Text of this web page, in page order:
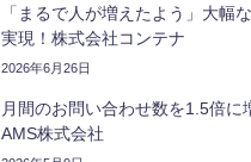
「まるで人が増えたよう」大幅
実現！株式会社コンテナ
2026年6月26日
月間のお問い合わせ数を1.5倍に
AMS株式会社